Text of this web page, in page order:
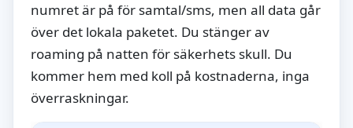
numret är på för samtal/sms, men all data går
över det lokala paketet. Du stänger av
roaming på natten för säkerhets skull. Du
kommer hem med koll på kostnaderna, inga
överraskningar.